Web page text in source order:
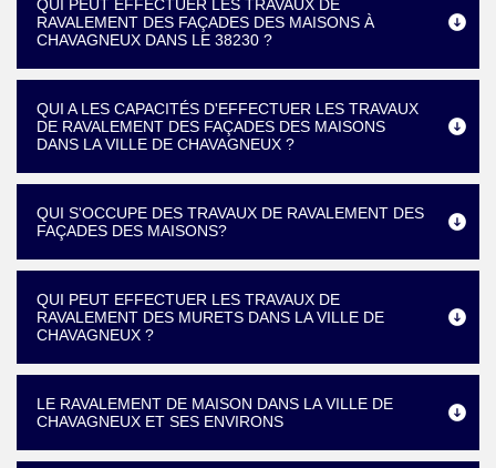
QUI PEUT EFFECTUER LES TRAVAUX DE
RAVALEMENT DES FAÇADES DES MAISONS À
CHAVAGNEUX DANS LE 38230 ?
QUI A LES CAPACITÉS D'EFFECTUER LES TRAVAUX
DE RAVALEMENT DES FAÇADES DES MAISONS
DANS LA VILLE DE CHAVAGNEUX ?
QUI S'OCCUPE DES TRAVAUX DE RAVALEMENT DES
FAÇADES DES MAISONS?
QUI PEUT EFFECTUER LES TRAVAUX DE
RAVALEMENT DES MURETS DANS LA VILLE DE
CHAVAGNEUX ?
LE RAVALEMENT DE MAISON DANS LA VILLE DE
CHAVAGNEUX ET SES ENVIRONS